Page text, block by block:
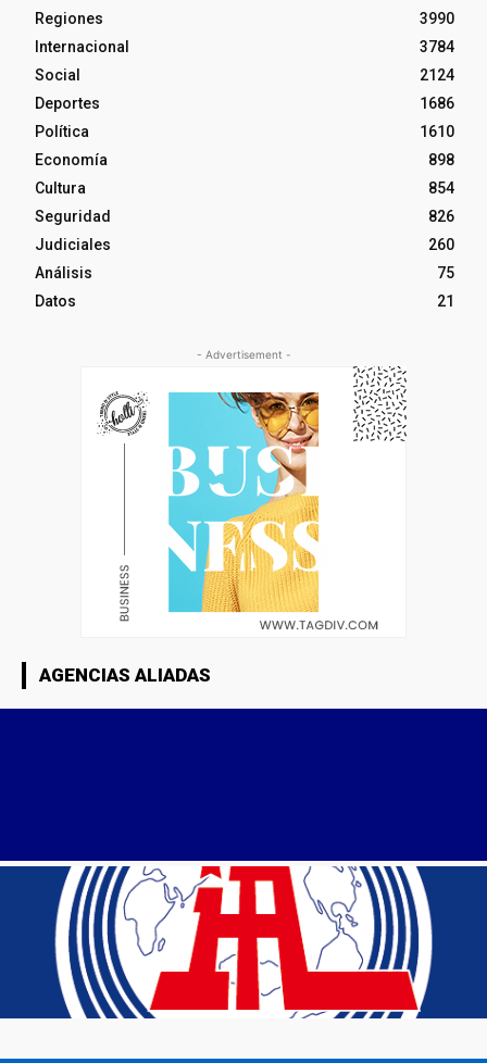
Regiones
3990
Internacional
3784
Social
2124
Deportes
1686
Política
1610
Economía
898
Cultura
854
Seguridad
826
Judiciales
260
Análisis
75
Datos
21
- Advertisement -
AGENCIAS ALIADAS